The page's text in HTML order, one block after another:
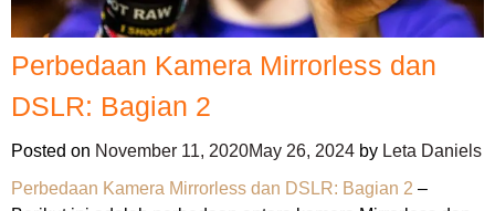
Perbedaan Kamera Mirrorless dan
DSLR: Bagian 2
Posted on November 11, 2020May 26, 2024 by Leta Daniels
Perbedaan Kamera Mirrorless dan DSLR: Bagian 2 –